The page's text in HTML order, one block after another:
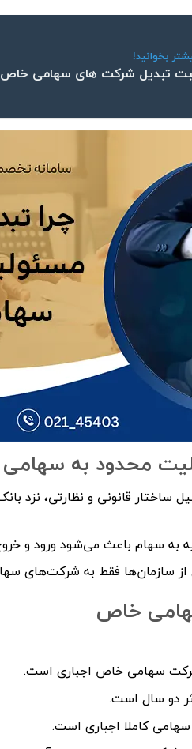
بخوانید!
تبدیل شرکت های سهامی خاص
محدود به
ساختار قانونی و نظارتی، نزد
به سهام باعث می‌شود ورود و
از سازمان‌ها فقط به شرکت‌های
خاص
سهامی خاص اجباری است.
دو سال است.
سهامی کاملا اجباری است.